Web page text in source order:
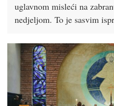
uglavnom misleći na
nedjeljom. To je sasvim